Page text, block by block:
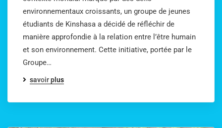
environnementaux croissants, un groupe de jeunes
étudiants de Kinshasa a décidé de réfléchir de
manière approfondie à la relation entre l’être humain
et son environnement. Cette initiative, portée par le
Groupe…
savoir plus